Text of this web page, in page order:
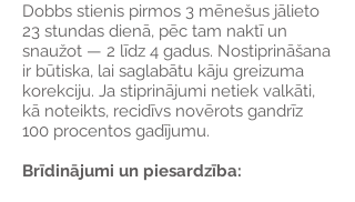
Dobbs stienis pirmos 3 mēnešus jālieto
23 stundas dienā, pēc tam naktī un
snaužot — 2 līdz 4 gadus. Nostiprināšana
ir būtiska, lai saglabātu kāju greizuma
korekciju. Ja stiprinājumi netiek valkāti,
kā noteikts, recidīvs novērots gandrīz
100 procentos gadījumu.
Brīdinājumi un piesardzība: